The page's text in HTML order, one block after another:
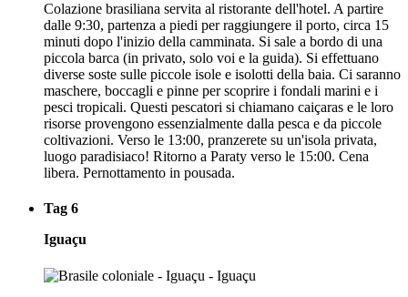
Colazione brasiliana servita al ristorante dell'hotel. A partire
dalle 9:30, partenza a piedi per raggiungere il porto, circa 15
minuti dopo l'inizio della camminata. Si sale a bordo di una
piccola barca (in privato, solo voi e la guida). Si effettuano
diverse soste sulle piccole isole e isolotti della baia. Ci saranno
maschere, boccagli e pinne per scoprire i fondali marini e i
pesci tropicali. Questi pescatori si chiamano caiçaras e le loro
risorse provengono essenzialmente dalla pesca e da piccole
coltivazioni. Verso le 13:00, pranzerete su un'isola privata,
luogo paradisiaco! Ritorno a Paraty verso le 15:00. Cena
libera. Pernottamento in pousada.
Tag 6
Iguaçu